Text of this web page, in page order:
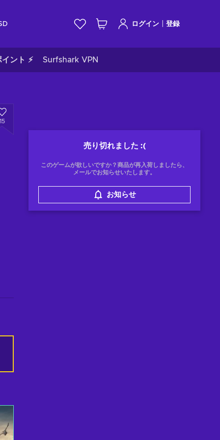
ログイン 登録
ント ⚡ Surfshark VPN
売り切れました :(
このゲームが欲しいですか？商品が再入荷しましたら、
メールでお知らせいたします。
お知らせ